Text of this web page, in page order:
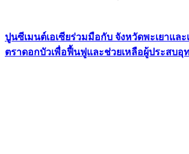
ปูนซีเมนต์เอเซียร่วมมือกับ จังหวัดพะเยาแล
ตราดอกบัวเพื่อฟื้นฟูและช่วยเหลือผู้ประสบอุ